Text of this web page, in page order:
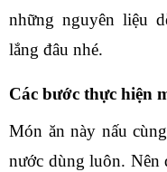
những nguyên liệu
lắng đâu nhé.
Các bước thực hiện
Món ăn này nấu
nước dùng luôn. Nên